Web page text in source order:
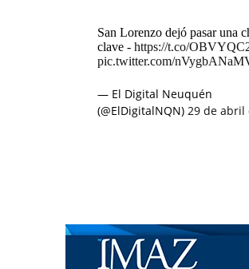
San Lorenzo dejó pasar una
clave - https://t.co/
pic.twitter.com/
— El Digital Neuquén
(@ElDigitalNQN) 29 de abril